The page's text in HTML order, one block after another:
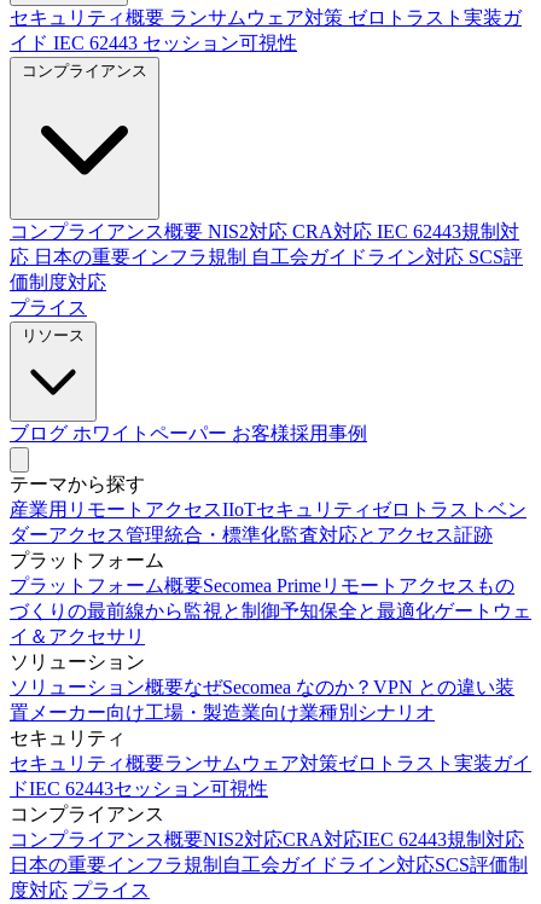
セキュリティ概要 ランサムウェア対策 ゼロトラスト実装ガ
イド IEC 62443 セッション可視性
コンプライアンス概要 NIS2対応 CRA対応 IEC 62443規制対
応 日本の重要インフラ規制 自工会ガイドライン対応 SCS評
価制度対応
プライス
ブログ ホワイトペーパー お客様採用事例
テーマから探す
産業用リモートアクセスIIoTセキュリティ ゼロトラスト ベン
ダーアクセス管理統合・標準化監査対応とアクセス証跡
プラットフォーム
プラットフォーム概要Secomea Primeリモートアクセス もの
づくりの最前線から監視と制御予知保全と最適化ゲートウェ
イ＆アクセサリ
ソリューション
ソリューション概要なぜSecomea なのか？ VPN との違い装
置メーカー向け工場・製造業向け業種別シナリオ
セキュリティ
セキュリティ概要ランサムウェア対策ゼロトラスト実装ガイ
ドIEC 62443セッション可視性
コンプライアンス
コンプライアンス概要NIS2対応CRA対応IEC 62443規制対応
日本の重要インフラ規制 自工会ガイドライン対応SCS評価制
度対応 プライス